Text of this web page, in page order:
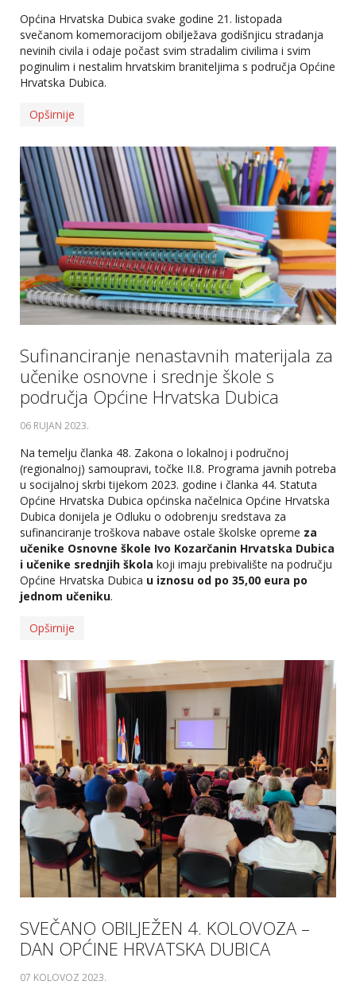
Općina Hrvatska Dubica svake godine 21. listopada
svečanom komemoracijom obilježava godišnjicu stradanja
nevinih civila i odaje počast svim stradalim civilima i svim
poginulim i nestalim hrvatskim braniteljima s područja Općine
Hrvatska Dubica.
Opširnije
Sufinanciranje nenastavnih materijala za
učenike osnovne i srednje škole s
područja Općine Hrvatska Dubica
06 RUJAN 2023.
Na temelju članka 48. Zakona o lokalnoj i područnoj
(regionalnoj) samoupravi, točke II.8. Programa javnih potreba
u socijalnoj skrbi tijekom 2023. godine i članka 44. Statuta
Općine Hrvatska Dubica općinska načelnica Općine Hrvatska
Dubica donijela je Odluku o odobrenju sredstava za
sufinanciranje troškova nabave ostale školske opreme za
učenike Osnovne škole Ivo Kozarčanin Hrvatska Dubica
i učenike srednjih škola koji imaju prebivalište na području
Općine Hrvatska Dubica u iznosu od po 35,00 eura po
jednom učeniku.
Opširnije
SVEČANO OBILJEŽEN 4. KOLOVOZA –
DAN OPĆINE HRVATSKA DUBICA
07 KOLOVOZ 2023.